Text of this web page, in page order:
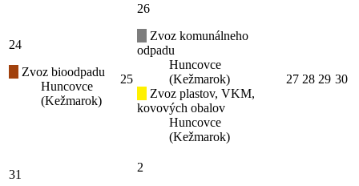
24
Zvoz bioodpadu
Huncovce
(Kežmarok)
25
26
Zvoz komunálneho
odpadu
Huncovce
(Kežmarok)
Zvoz plastov, VKM,
kovových obalov
Huncovce
(Kežmarok)
27 28 29 30
31
2